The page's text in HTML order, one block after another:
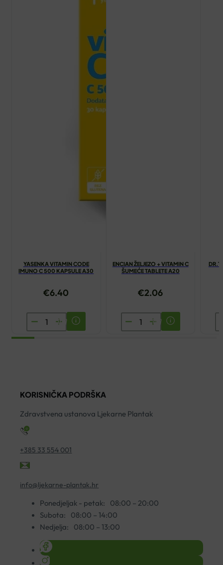
YASENKA VITAMIN CODE
IMUNO C 500 KAPSULE A30
€6.40
YASENKA
VITAMIN
KAPSULE
A30
ENCIAN ŽELJEZO + VITAMIN C
ŠUMEĆE TABLETE A20
€2.06
ENCIAN
ŽELJEZO
A20
KORISNIČKA PODRŠKA
Zdravstvena ustanova Ljekarne Plantak
+385 33 554 001
info@ljekarne-plantak.hr
Ponedjeljak - petak:
08:00 – 20:00
Subota:
08:00 – 14:00
Nedjelja:
08:00 – 13:00